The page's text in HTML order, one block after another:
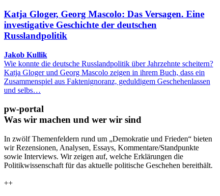
Katja Gloger, Georg Mascolo: Das Versagen. Eine
investigative Geschichte der deutschen
Russlandpolitik
Jakob Kullik
Wie konnte die deutsche Russlandpolitik über Jahrzehnte scheitern?
Katja Gloger und Georg Mascolo zeigen in ihrem Buch, dass ein
Zusammenspiel aus Faktenignoranz, geduldigem Geschehenlassen
und selbs…
pw-portal
Was wir machen und wer wir sind
In zwölf Themenfeldern rund um „Demokratie und Frieden“ bieten
wir Rezensionen, Analysen, Essays, Kommentare/Standpunkte
sowie Interviews. Wir zeigen auf, welche Erklärungen die
Politikwissenschaft für das aktuelle politische Geschehen bereithält.
++